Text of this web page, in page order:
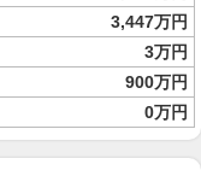
3,447万円
3万円
900万円
0万円